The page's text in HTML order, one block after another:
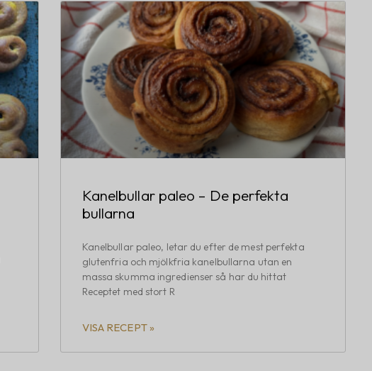
Kanelbullar paleo – De perfekta
bullarna
Kanelbullar paleo, letar du efter de mest perfekta
glutenfria och mjölkfria kanelbullarna utan en
massa skumma ingredienser så har du hittat
Receptet med stort R
VISA RECEPT »